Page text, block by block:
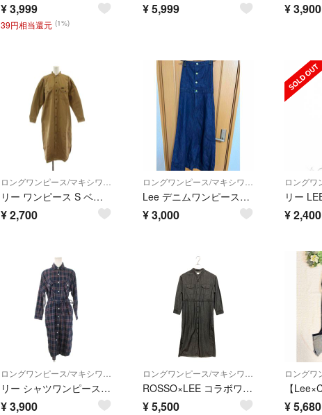
¥3,999
39円相当還元 (1%)
¥5,999 ¥3,900
ロングワンピース/マキシワンピース
リー ワンピース S ベージュ バンドカラー 長袖 ボタンダウン LT9077
¥2,700
ロングワンピース/マキシワンピース
Lee デニムワンピース LB9536
¥3,000 ¥2,400
リー シャツワンピース S 紺 ネイビー チェック柄 レギュラーカラー 長袖
¥3,900
ROSSO×LEE コラボワンピース ブラック
¥5,500 ¥5,680